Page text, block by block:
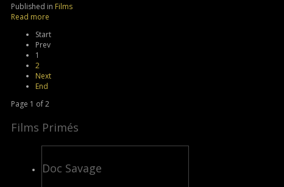
Published in Films
Read more
Start
Prev
1
2
Next
End
Page 1 of 2
Films Primés
Doc Savage